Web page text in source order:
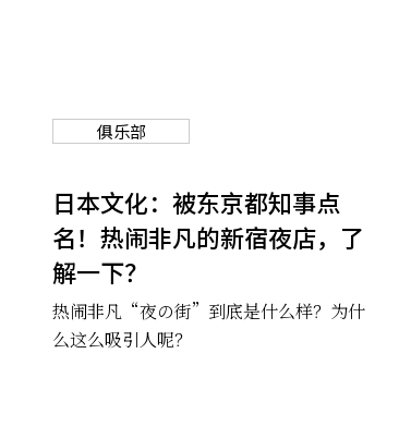
俱乐部
日本文化：被东京都知事点
名！热闹非凡的新宿夜店，了
解一下？
热闹非凡“夜の街”到底是什么样？为什
么这么吸引人呢？